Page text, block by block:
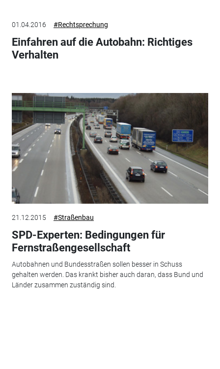
01.04.2016 #Rechtsprechung
Einfahren auf die Autobahn: Richtiges
Verhalten
21.12.2015 #Straßenbau
SPD-Experten: Bedingungen für
Fernstraßengesellschaft
Autobahnen und Bundesstraßen sollen besser in Schuss
gehalten werden. Das krankt bisher auch daran, dass Bund und
Länder zusammen zuständig sind.